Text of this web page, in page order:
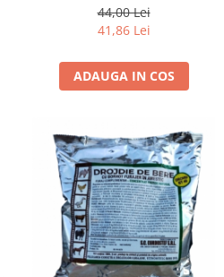
44,00 Lei
41,86 Lei
ADAUGA IN COS